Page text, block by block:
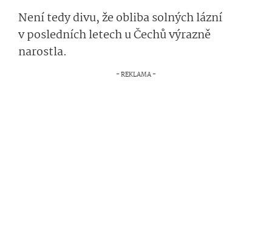
Není tedy divu, že obliba solných lázní
v posledních letech u Čechů výrazně
narostla.